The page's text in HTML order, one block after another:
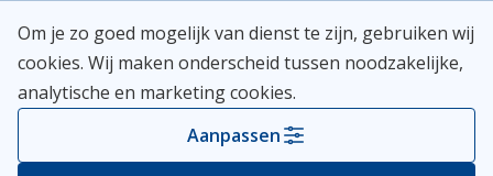
naar
inhoud
Meerlanden Logo
Open
Kies je gemeente
Om je zo goed mogelijk van dienst te zijn, gebruiken wij
cookies. Wij maken onderscheid tussen noodzakelijke,
analytische en marketing cookies.
Aanpassen